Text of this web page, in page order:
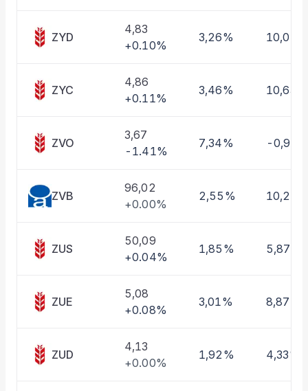
Fiyat Endeks Değişimi
ZYD
4,83
+0.10%
3,26% 10,01%
ZYC
4,86
+0.11%
3,46% 10,63%
ZVO
3,67
-1.41%
7,34% -0,97%
ZVB
96,02
+0.00%
2,55%
ZUS
50,09
+0.04%
1,85% 5,87%
ZUE
5,08
+0.08%
3,01% 8,87%
ZUD
4,13
+0.00%
1,92% 4,33%